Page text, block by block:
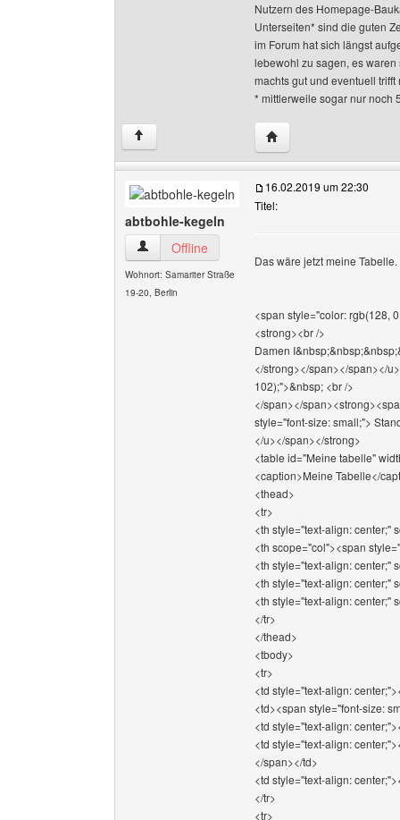
Nutzern des Homepage-
Unterseiten* sind die guten
im Forum hat sich längst
lebewohl zu sagen, es
machts gut und eventuell
* mittlerweile sogar nur noch
↑ Website dieses
abtbohle-kegeln
abtbohle-kegeln Benutzer-Profile anzeigen
Offline
Wohnort: Samariter Straße
19-20, Berlin
16.02.2019 um 22:30
Titel:
Das wäre jetzt meine
<span style="color: rgb(128,
<strong><br />
Damen
</strong></span></span></
102);">&nbsp; <br />
</span></
style="font-size: small;">
</u></span></strong>
<table id="Meine tabelle"
<caption>Meine Tabelle</
<thead>
<tr>
<th style="text-align: center;"
<th scope="col"><span
<th style="text-align: center;"
<th style="text-align: center;"
<th style="text-align: center;"
</tr>
</thead>
<tbody>
<tr>
<td style="text-align:
<td><span style="font-size:
<td style="text-align:
<td style="text-align:
</span></td>
<td style="text-align:
</tr>
<tr>